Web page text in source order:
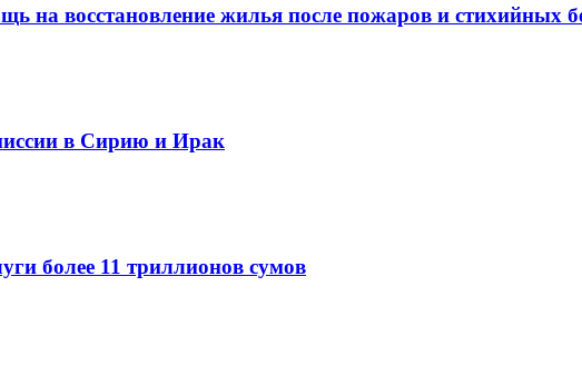
на восстановление жилья после пожаров и стихийных
миссии в Сирию и Ирак
более 11 триллионов сумов